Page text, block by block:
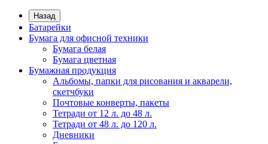
Назад
Батарейки
Бумага для офисной техники
Бумага белая
Бумага цветная
Бумажная продукция
Альбомы, папки для рисования и акварели,
скетчбуки
Почтовые конверты, пакеты
Тетради от 12 л. до 48 л.
Тетради от 48 л. до 120 л.
Дневники